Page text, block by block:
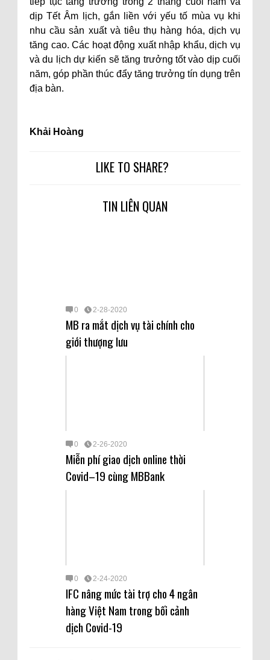
dịp Tết Âm lịch, gắn liền với yếu tố mùa vụ khi
nhu cầu sản xuất và tiêu thụ hàng hóa, dịch vụ
tăng cao. Các hoạt động xuất nhập khẩu, dịch vụ
và du lịch dự kiến sẽ tăng trưởng tốt vào dịp cuối
năm, góp phần thúc đẩy tăng trưởng tín dụng trên
địa bàn.
Khải Hoàng
LIKE TO SHARE?
TIN LIÊN QUAN
0 2-28-2020
MB ra mắt dịch vụ tài chính cho
giới thượng lưu
0 2-26-2020
Miễn phí giao dịch online thời
Covid–19 cùng MBBank
0 2-24-2020
IFC nâng mức tài trợ cho 4 ngân
hàng Việt Nam trong bối cảnh
dịch Covid-19